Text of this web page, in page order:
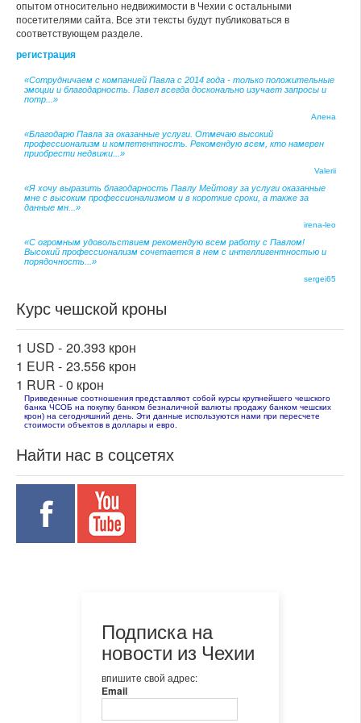
опытом относительно недвижимости в Чехии с остальными
посетителями сайта. Все эти тексты будут публиковаться в
соответствующем разделе.
регистрация
«Сотрудничаем с компанией Павла с 2014 года - только положительные
эмоции и благодарность. Павел всегда досконально изучает запросы и
потр...»
Алена
«Благодарю Павла за оказанные услуги. Отмечаю высокий
профессионализм и компетентность. Рекомендую всем, кто намерен
приобрести недвижи...»
Valerii
«Я хочу выразить благодарность Павлу Мейтову за услуги оказанные
мне с высоким профессионализмом и в короткие сроки, а также за
данные мн...»
irena-leo
«С огромным удовольствием рекомендую всем работу с Павлом!
Высокий профессионализм сочетается в нем с интеллигентностью и
порядочность...»
sergei65
Курс чешской кроны
1 USD - 20.393 крон
1 EUR - 23.556 крон
1 RUR -0 крон
Приведенные соотношения представляют собой курсы крупнейшего чешского
банка ЧСОБ на покупку банком безналичной валюты продажу банком чешских
крон) на сегодняшний день. Эти данные используются нами при пересчете
стоимости объектов в доллары и евро.
Найти нас в соцсетях
Подписка на
новости из Чехии
впишите свой адрес:
Email